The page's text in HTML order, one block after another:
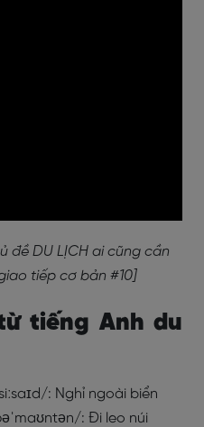
đề DU LỊCH ai cũng cần
tiếp cơ bản #10]
tiếng Anh du
: Nghỉ ngoài biển
: Đi leo núi